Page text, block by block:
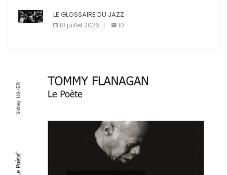
LE GLOSSAIRE DU JAZZ
18 juillet 2026 10